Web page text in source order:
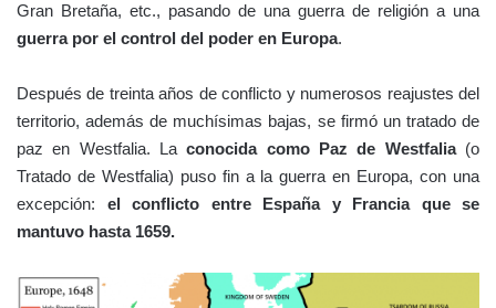
Gran Bretaña, etc., pasando de una guerra de religión a una
guerra por el control del poder en Europa.
Después de treinta años de conflicto y numerosos reajustes del
territorio, además de muchísimas bajas, se firmó un tratado de
paz en Westfalia. Laconocida como Paz de Westfalia(o
Tratado de Westfalia) puso fin a la guerra en Europa, con una
excepción: el conflicto entre España y Francia que se
mantuvo hasta 1659.